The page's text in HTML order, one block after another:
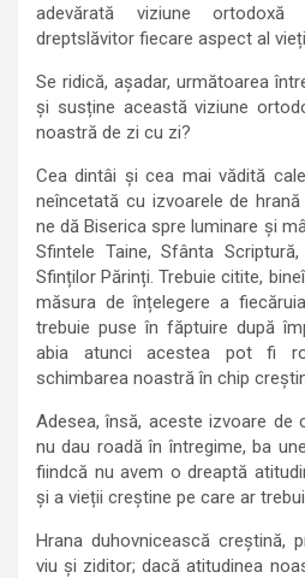
adevărată viziune
dreptslăvitor fiecare aspect al
Se ridică, așadar, următoarea
și susține această viziune
noastră de zi cu zi?
Cea dintâi și cea mai vădită
neîncetată cu izvoarele de
ne dă Biserica spre luminare și
Sfintele Taine, Sfânta
Sfinților Părinți. Trebuie citite,
măsura de înțelegere a
trebuie puse în făptuire după
abia atunci acestea pot fi
schimbarea noastră în chip
Adesea, însă, aceste izvoare de
nu dau roadă în întregime, ba
fiindcă nu avem o dreaptă
și a vieții creștine pe care ar
Hrana duhovnicească creștină,
viu și ziditor; dacă atitudinea